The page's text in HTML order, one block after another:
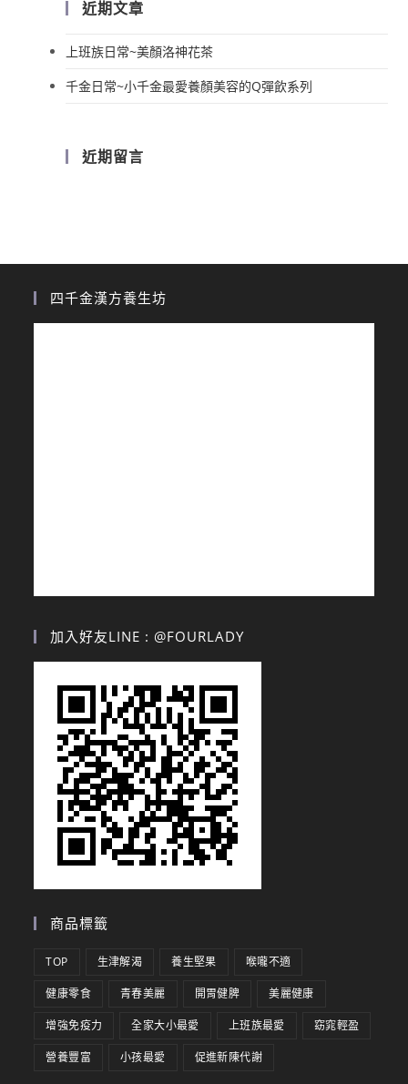
近期文章
上班族日常~美顏洛神花茶
千金日常~小千金最愛養顏美容的Q彈飲系列
近期留言
四千金漢方養生坊
加入好友LINE : @FOURLADY
商品標籤
TOP 生津解渴 養生堅果 喉嚨不適
健康零食 青春美麗 開胃健脾 美麗健康
增強免疫力 全家大小最愛 上班族最愛 窈窕輕盈
營養豐富 小孩最愛 促進新陳代謝